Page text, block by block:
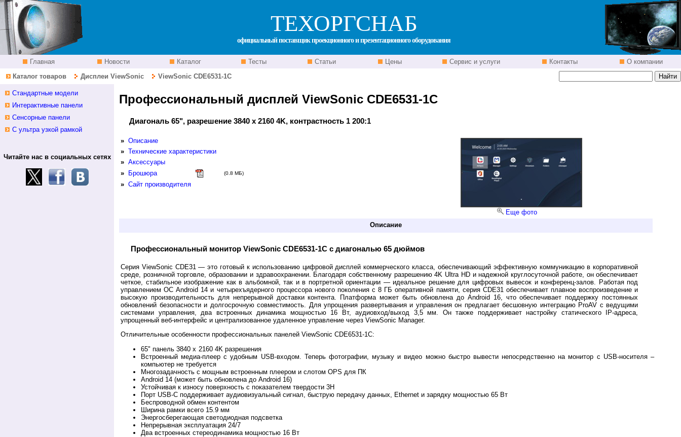
ТЕХОРГСНАБ
официальный поставщик проекционного и презентационного оборудования
Главная Новости Каталог Тесты Статьи Цены Сервис и услуги Контакты
О компании
Каталог товаров
Дисплеи ViewSonic ViewSonic CDE6531-1C
Профессиональный дисплей ViewSonic CDE6531-1C
Диагональ 65", разрешение 3840 x 2160 4K, контрастность 1 200:1
» Описание
» Технические характеристики
» Аксессуары
»
Брошюра (0.8 МБ)
» Сайт производителя
Еще фото
Описание
Профессиональный монитор ViewSonic CDE6531-1C с диагональю 65 дюймов
Серия ViewSonic CDE31 — это готовый к использованию цифровой дисплей коммерческого класса, обеспечивающий эффективную коммуникацию в корпоративной
среде, розничной торговле, образовании и здравоохранении. Благодаря собственному разрешению 4K Ultra HD и надежной круглосуточной работе, он обеспечивает
четкое, стабильное изображение как в альбомной, так и в портретной ориентации — идеальное решение для цифровых вывесок и конференц-залов. Работая под
управлением ОС Android 14 и четырехъядерного процессора нового поколения с 8 ГБ оперативной памяти, серия CDE31 обеспечивает плавное воспроизведение и
высокую производительность для непрерывной доставки контента. Платформа может быть обновлена до Android 16, что обеспечивает поддержку постоянных
обновлений безопасности и долгосрочную совместимость. Для упрощения развертывания и управления он предлагает бесшовную интеграцию ProAV с ведущими
системами управления, два встроенных динамика мощностью 16 Вт, аудиовход/выход 3,5 мм. Он также поддерживает настройку статического IP-адреса,
упрощенный веб-интерфейс и централизованное удаленное управление через ViewSonic Manager.
Отличительные особенности профессиональных панелей ViewSonic CDE6531-1C:
65" панель 3840 x 2160 4K разрешения
Встроенный медиа-плеер с удобным USB-входом. Теперь фотографии, музыку и видео можно быстро вывести непосредственно на монитор с USB-носителя –
компьютер не требуется
Многозадачность с мощным встроенным плеером и слотом OPS для ПК
Android 14 (может быть обновлена до Android 16)
Устойчивая к износу поверхность с показателем твердости 3H
Порт USB-C поддерживает аудиовизуальный сигнал, быструю передачу данных, Ethernet и зарядку мощностью 65 Вт
Беспроводной обмен контентом
Ширина рамки всего 15.9 мм
Энергосберегающая светодиодная подсветка
Непрерывная эксплуатация 24/7
Два встроенных стереодинамика мощностью 16 Вт
Стандартные модели
Интерактивные панели
Сенсорные панели
С ультра узкой рамкой
Читайте нас в социальных сетях